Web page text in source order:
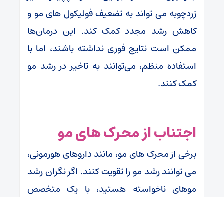
زردچوبه می تواند به تضعیف فولیکول های مو و
کاهش رشد مجدد کمک کند. این درمان‌ها
ممکن است نتایج فوری نداشته باشند، اما با
استفاده منظم، می‌توانند به تاخیر در رشد مو
کمک کنند.
اجتناب از محرک های مو
برخی از محرک های مو، مانند داروهای هورمونی،
می توانند رشد مو را تقویت کنند. اگر نگران رشد
موهای ناخواسته هستید، با یک متخصص